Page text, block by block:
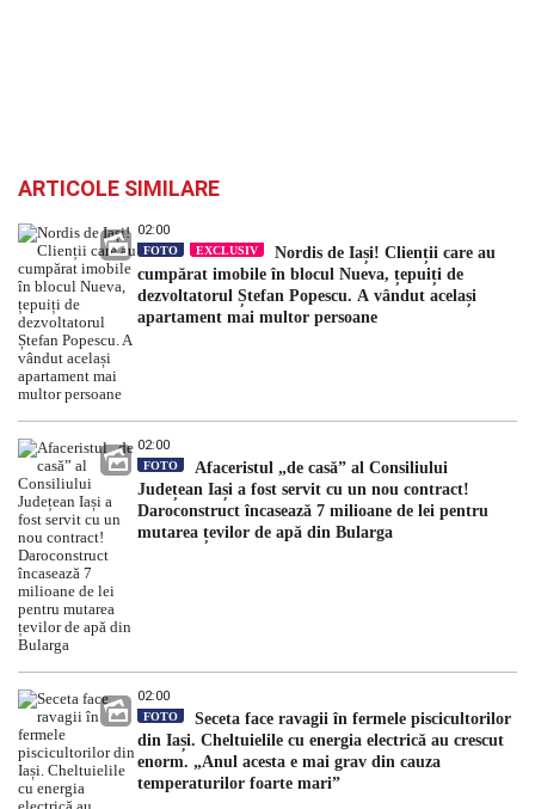
ARTICOLE SIMILARE
02:00
FOTO EXCLUSIV
Nordis de Iași! Clienții care au
cumpărat imobile în blocul Nueva, țepuiți de
dezvoltatorul Ștefan Popescu. A vândut același
apartament mai multor persoane
02:00
FOTO
Afaceristul „de casă” al Consiliului
Județean Iași a fost servit cu un nou contract!
Daroconstruct încasează 7 milioane de lei pentru
mutarea țevilor de apă din Bularga
02:00
FOTO
Seceta face ravagii în fermele piscicultorilor
din Iași. Cheltuielile cu energia electrică au crescut
enorm. „Anul acesta e mai grav din cauza
temperaturilor foarte mari”